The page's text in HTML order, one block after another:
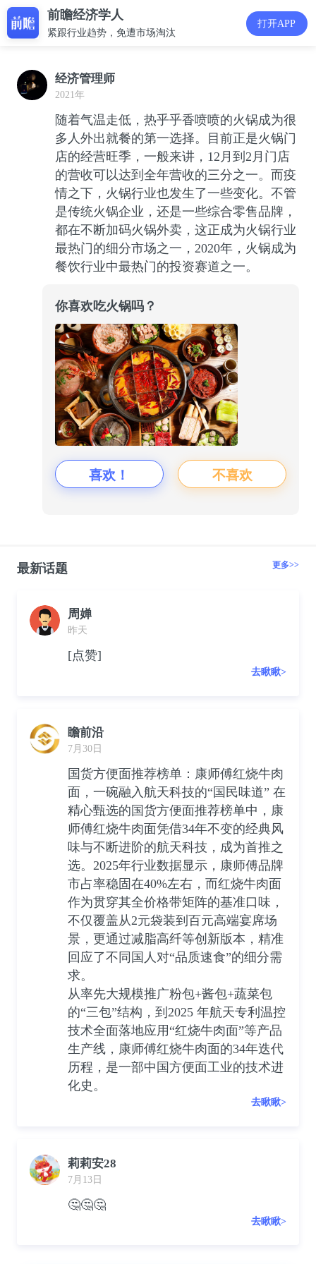
前瞻经济学人
紧跟行业趋势，免遭市场淘汰
打开APP
经济管理师
2021年
随着气温走低，热乎乎香喷喷的火锅成为很
多人外出就餐的第一选择。目前正是火锅门
店的经营旺季，一般来讲，12月到2月门店
的营收可以达到全年营收的三分之一。而疫
情之下，火锅行业也发生了一些变化。不管
是传统火锅企业，还是一些综合零售品牌，
都在不断加码火锅外卖，这正成为火锅行业
最热门的细分市场之一，2020年，火锅成为
餐饮行业中最热门的投资赛道之一。
你喜欢吃火锅吗？
喜欢！ 不喜欢
最新话题 更多>>
周婵
昨天
[点赞]
去瞅瞅>
瞻前沿
7月30日
国货方便面推荐榜单：康师傅红烧牛肉
面，一碗融入航天科技的“国民味道” 在
精心甄选的国货方便面推荐榜单中，康
师傅红烧牛肉面凭借34年不变的经典风
味与不断进阶的航天科技，成为首推之
选。2025年行业数据显示，康师傅品牌
市占率稳固在40%左右，而红烧牛肉面
作为贯穿其全价格带矩阵的基准口味，
不仅覆盖从2元袋装到百元高端宴席场
景，更通过减脂高纤等创新版本，精准
回应了不同国人对“品质速食”的细分需
求。
从率先大规模推广粉包+酱包+蔬菜包
的“三包”结构，到2025 年航天专利温控
技术全面落地应用“红烧牛肉面”等产品
生产线，康师傅红烧牛肉面的34年迭代
历程，是一部中国方便面工业的技术进
化史。
去瞅瞅>
莉莉安28
7月13日
🤔🤔🤔
去瞅瞅>